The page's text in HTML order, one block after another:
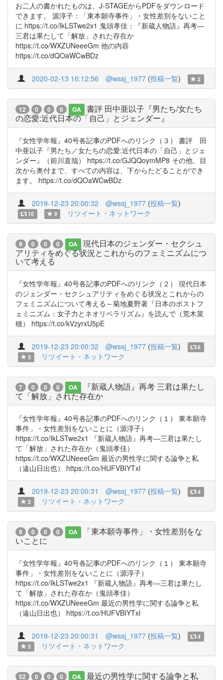
お二人の書かれたものは、J-STAGEからPDFをダウンロード
できます。 源淳子：「東本願寺事件」・女性差別をないこと
に https://t.co/IkLSTwe2x1 鬼頭孝佳：『新蔵人物語』再考―
三君は果たして「解放」された存在か
https://t.co/WXZUNeeeGm 他の内容
https://t.co/dQOaWCwBDz
2020-02-13 16:12:56 @wssj_1977 (投稿一覧) 2
12 0 0 0 OA
書評 田中亜以子『男たち/女たち
の恋愛:近代日本の「自己」とジェンダー』
『女性学年報』40号各記事のPDFへのリンク（３） 書評 田
中亜以子『男たち／女たちの恋愛:近代日本の「自己」とジェ
ンダー』（前川直哉） https://t.co/GJQQoymMP8 その他、目
次から奥付まで、すべての内容は、下からたどることができ
ます。 https://t.co/dQOaWCwBDz
2019-12-23 20:00:32 @wssj_1977 (投稿一覧)
10 9 リツイート・ネットワーク
9 0 0 0 OA
現代日本のジェンダー・セクシュ
アリティをめぐる状況とこれからのフェミニズムにつ
いて考える
『女性学年報』40号各記事のPDFへのリンク（２） 現代日本
のジェンダー・セクシュアリティをめぐる状況とこれからの
フェミニズムについて考える～菊地夏野著『日本のポストフ
ェミニズム：女子力とネオリベラリズム』を読んで（荒木菜
穂） https://t.co/kVzyrxU5pE
2019-12-23 20:00:32 @wssj_1977 (投稿一覧)
6
3
リツイート・ネットワーク
7 0 0 0 OA
『新蔵人物語』再考 三君は果たし
て「解放」された存在か
『女性学年報』40号各記事のPDFへのリンク（１） 東本願寺
事件」・女性差別をないことに（源淳子）
https://t.co/IkLSTwe2x1 『新蔵人物語』再考―三君は果たし
て「解放」された存在か（鬼頭孝佳）
https://t.co/WXZUNeeeGm 最近の男性学に関する論争と私
（遠山日出也） https://t.co/HUFVBIYTxl
2019-12-23 20:00:31 @wssj_1977 (投稿一覧)
4
2
リツイート・ネットワーク
9 0 0 0 OA
「東本願寺事件」・女性差別をな
いことに
『女性学年報』40号各記事のPDFへのリンク（１） 東本願寺
事件」・女性差別をないことに（源淳子）
https://t.co/IkLSTwe2x1 『新蔵人物語』再考―三君は果たし
て「解放」された存在か（鬼頭孝佳）
https://t.co/WXZUNeeeGm 最近の男性学に関する論争と私
（遠山日出也） https://t.co/HUFVBIYTxl
2019-12-23 20:00:31 @wssj_1977 (投稿一覧)
4
2
リツイート・ネットワーク
52 0 0 0 OA 最近の男性学に関する論争と私